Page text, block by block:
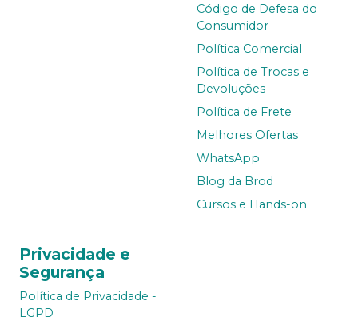
Código de Defesa do
Consumidor
Política Comercial
Política de Trocas e
Devoluções
Política de Frete
Melhores Ofertas
WhatsApp
Blog da Brod
Cursos e Hands-on
Privacidade e
Segurança
Política de Privacidade -
LGPD